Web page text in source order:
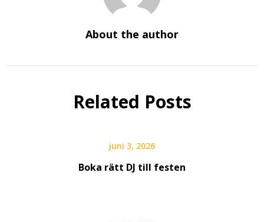
About the author
Related Posts
juni 3, 2026
Boka rätt DJ till festen